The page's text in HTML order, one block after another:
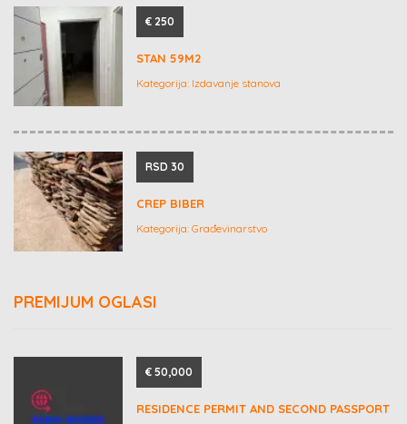
€ 250
STAN 59M2
Kategorija: Izdavanje stanova
RSD 30
CREP BIBER
Kategorija: Građevinarstvo
PREMIJUM OGLASI
€ 50,000
RESIDENCE PERMIT AND SECOND PASSPORT